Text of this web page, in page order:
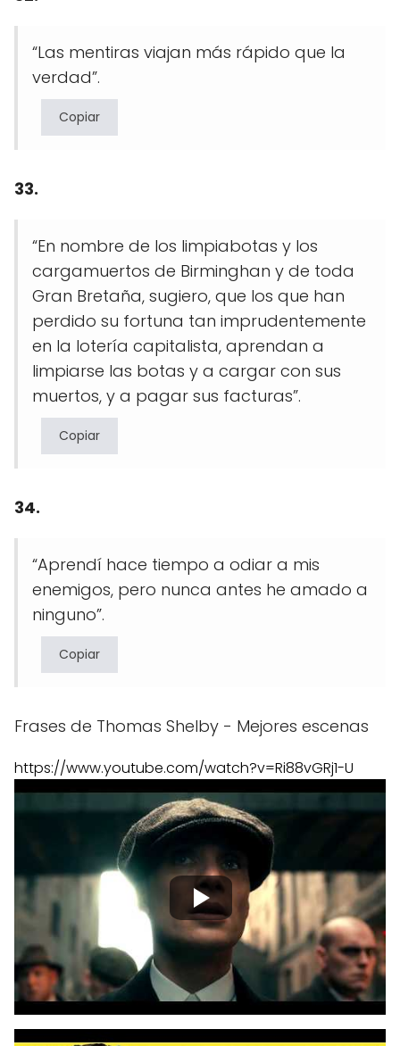
“Las mentiras viajan más rápido que la
verdad”.
Copiar
33.
“En nombre de los limpiabotas y los
cargamuertos de Birminghan y de toda
Gran Bretaña, sugiero, que los que han
perdido su fortuna tan imprudentemente
en la lotería capitalista, aprendan a
limpiarse las botas y a cargar con sus
muertos, y a pagar sus facturas”.
Copiar
34.
“Aprendí hace tiempo a odiar a mis
enemigos, pero nunca antes he amado a
ninguno”.
Copiar
Frases de Thomas Shelby - Mejores escenas
https://www.youtube.com/watch?v=Ri88vGRj1-U